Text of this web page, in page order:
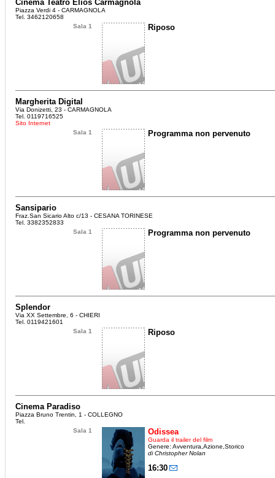
Cinema Teatro Elios Carmagnola
Piazza Verdi 4 - CARMAGNOLA
Tel. 3462120658
Sala 1
Riposo
Margherita Digital
Via Donizetti, 23 - CARMAGNOLA
Tel. 0119716525
Sito Internet
Sala 1
Programma non pervenuto
Sansipario
Fraz.San Sicario Alto c/13 - CESANA TORINESE
Tel. 3382352833
Sala 1
Programma non pervenuto
Splendor
Via XX Settembre, 6 - CHIERI
Tel. 0119421601
Sala 1
Riposo
Cinema Paradiso
Piazza Bruno Trentin, 1 - COLLEGNO
Tel.
Sala 1
Odissea
Guarda il trailer del film
Genere: Avventura,Azione,Storico
di Christopher Nolan
16:30